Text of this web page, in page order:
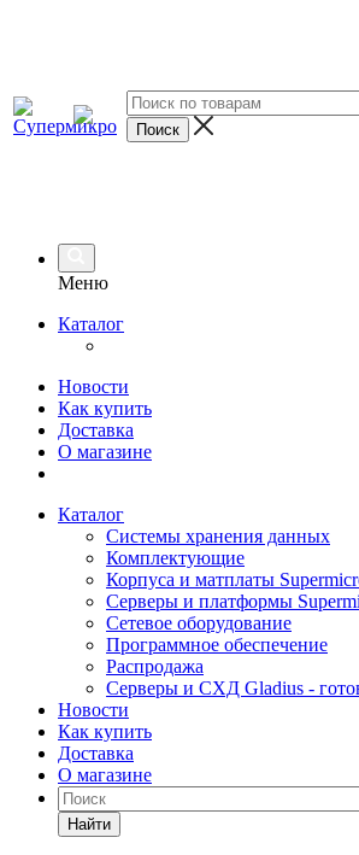
Меню
Каталог
Новости
Как купить
Доставка
О магазине
Каталог
Системы хранения данных
Комплектующие
Корпуса и матплаты
Серверы и платформы
Сетевое оборудование
Программное обеспечение
Распродажа
Серверы и СХД Gladius -
Новости
Как купить
Доставка
О магазине
Найти